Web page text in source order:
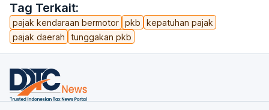
Tag Terkait:
pajak kendaraan bermotor pkb
kepatuhan pajak
pajak daerah
tunggakan pkb